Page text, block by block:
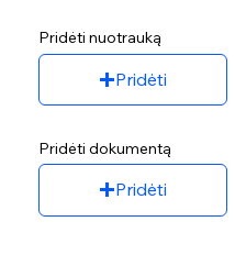
Pridėti nuotrauką
Pridėti
Pridėti dokumentą
Pridėti